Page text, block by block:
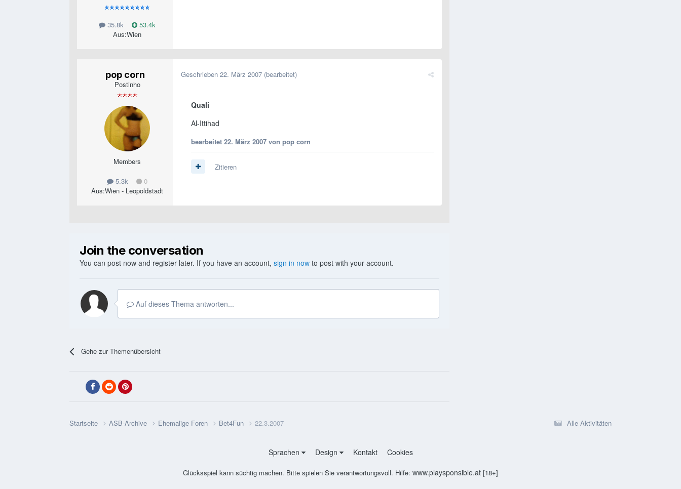
35.8k
53.4k
Aus:Wien
pop corn
Postinho
Members
5.3k
0
Aus:Wien - Leopoldstadt
Geschrieben 22. März 2007 (bearbeitet)
Quali
Al-Ittihad
bearbeitet 22. März 2007 von pop corn
Zitieren
Join the conversation
You can post now and register later. If you have an account, sign in now to post with your account.
Auf dieses Thema antworten...
Gehe zur Themenübersicht
Alle Aktivitäten
Startseite ASB-Archive Ehemalige Foren Bet4Fun 22.3.2007
Sprachen Design Kontakt Cookies
Glücksspiel kann süchtig machen. Bitte spielen Sie verantwortungsvoll. Hilfe: www.playsponsible.at [18+]